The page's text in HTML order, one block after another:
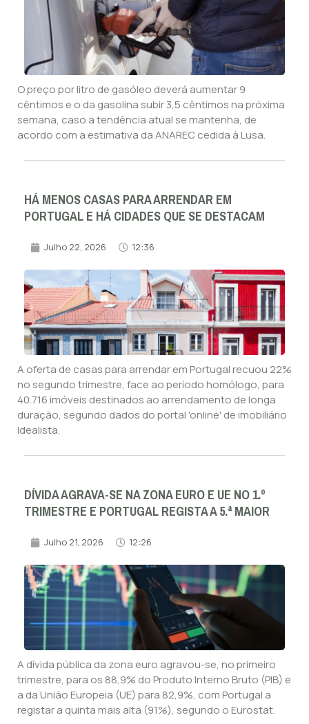
O preço por litro de gasóleo deverá aumentar 9
cêntimos e o da gasolina subir 3,5 cêntimos na próxima
semana, caso a tendência atual se mantenha, de
acordo com a estimativa da ANAREC cedida à Lusa.
HÁ MENOS CASAS PARA ARRENDAR EM
PORTUGAL E HÁ CIDADES QUE SE DESTACAM
Julho 22, 2026 12:36
A oferta de casas para arrendar em Portugal recuou 22%
no segundo trimestre, face ao período homólogo, para
40.716 imóveis destinados ao arrendamento de longa
duração, segundo dados do portal 'online' de imobiliário
Idealista.
DÍVIDA AGRAVA-SE NA ZONA EURO E UE NO 1.º
TRIMESTRE E PORTUGAL REGISTA A 5.ª MAIOR
Julho 21, 2026 12:26
A dívida pública da zona euro agravou-se, no primeiro
trimestre, para os 88,9% do Produto Interno Bruto (PIB) e
a da União Europeia (UE) para 82,9%, com Portugal a
registar a quinta mais alta (91%), segundo o Eurostat.